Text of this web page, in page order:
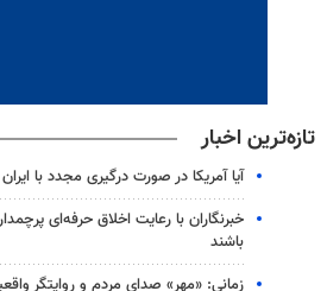
تازه‌ترین اخبار
آیا آمریکا در صورت درگیری مجدد با
خبرنگاران با رعایت اخلاق حرفه‌ای
باشند
زمانی: «مهر» صدای مردم و روایتگر